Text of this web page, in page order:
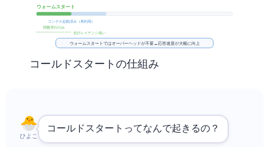
ウォームスタート
コンテナ起動済み（再利用）
関数実行のみ
合計レイテンシ: 低い
ウォームスタートではオーバーヘッドが不要 → 応答速度が大幅に向上
コールドスタートの仕組み
ひよこ
コールドスタートってなんで起きるの？